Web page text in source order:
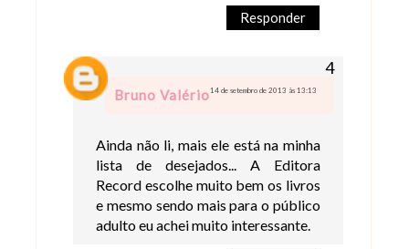
Responder
Bruno Valério14 de setembro de 2013 às 13:13
Ainda não li, mais ele está na minha
lista de desejados... A Editora
Record escolhe muito bem os livros
e mesmo sendo mais para o público
adulto eu achei muito interessante.